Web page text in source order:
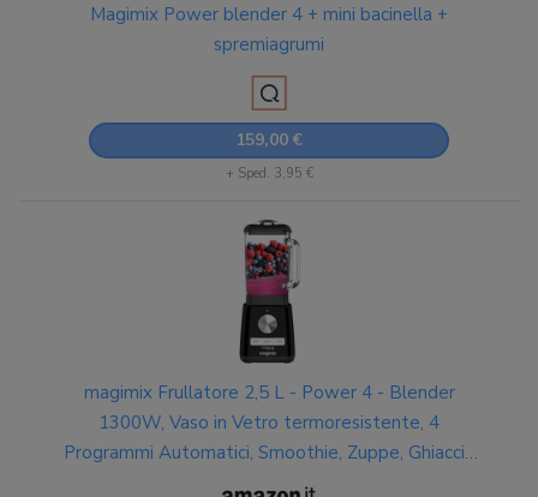
Magimix Power blender 4 + mini bacinella +
spremiagrumi
159,00 €
+ Sped. 3,95 €
magimix Frullatore 2,5 L - Power 4 - Blender
1300W, Vaso in Vetro termoresistente, 4
Programmi Automatici, Smoothie, Zuppe, Ghiaccio
Tritato, Pulizia Automatica - Nero